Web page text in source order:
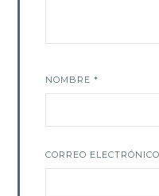
NOMBRE*
CORREO